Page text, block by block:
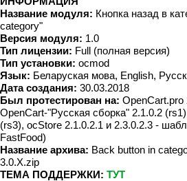
Название модуля: Кнопка назад в
category"
Версия модуля: 1.0
Тип лицензии: Full (полная версия)
Тип установки: ocmod
Язык: Беларуская мова, English,
Дата создания: 30.03.2018
Был протестирован на: OpenCart.pro
OpenCart-"Русская сборка" 2.1.0.2
(rs3), ocStore 2.1.0.2.1 и 2.3.0.2.3 -
FastFood)
Название архива: Back button in
3.0.X.zip
ТЕМА ПОДДЕРЖКИ: ТУТ